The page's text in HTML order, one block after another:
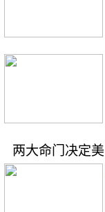
两大命门决定